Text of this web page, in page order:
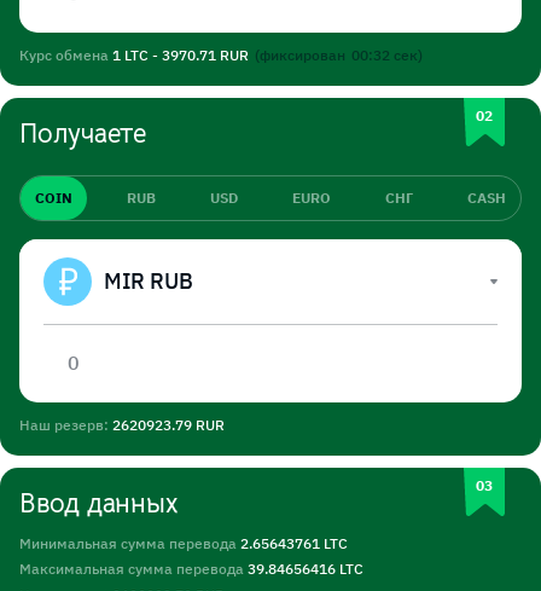
Курс обмена 1 LTC - 3970.71 RUR (фиксирован 00:32 сек)
Получаете
COIN RUB USD EURO СНГ CASH
MIR RUB
Наш резерв: 2620923.79 RUR
Ввод данных
Минимальная сумма перевода 2.65643761 LTC
Максимальная сумма перевода 39.84656416 LTC